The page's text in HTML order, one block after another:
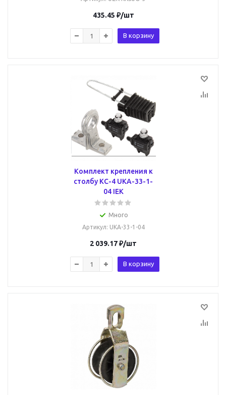
435.45 ₽/шт
В корзину
Комплект крепления к
столбу КС-4 UKA-33-1-
04 IEK
Много
Артикул: UKA-33-1-04
2 039.17₽/шт
В корзину